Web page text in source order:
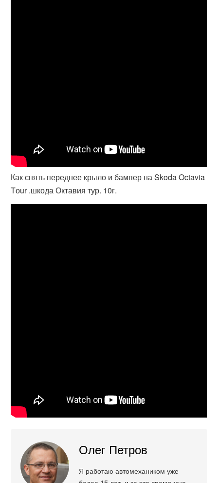
Как снять переднее крыло и бампер на Skoda Octavia
Tоur .шкода Октавия тур. 10г.
Олег Петров
Я работаю автомехаником уже